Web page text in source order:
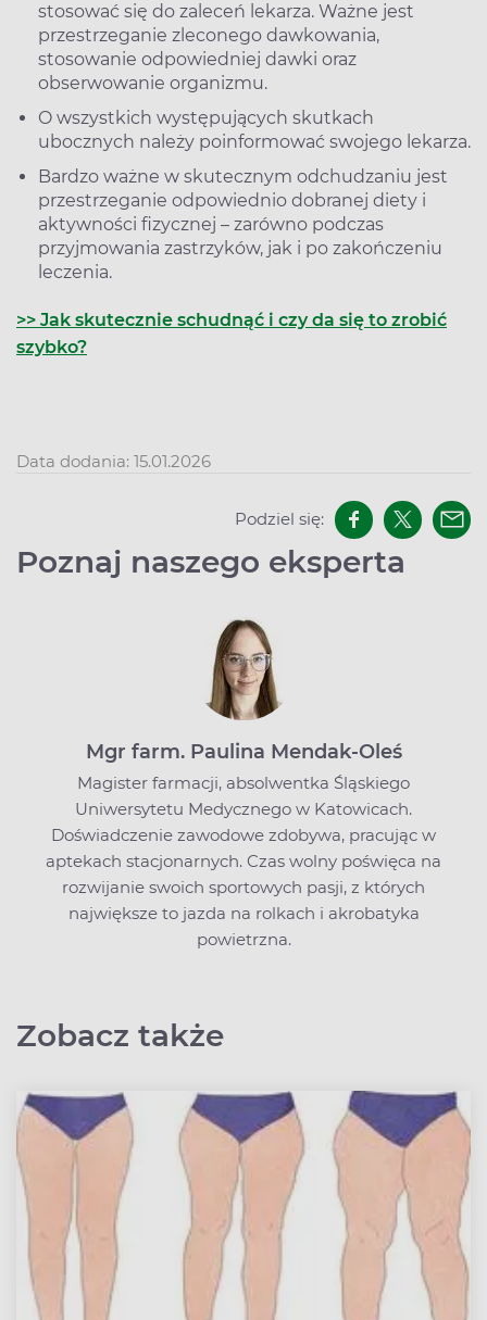
stosować się do zaleceń lekarza. Ważne jest
przestrzeganie zleconego dawkowania,
stosowanie odpowiedniej dawki oraz
obserwowanie organizmu.
O wszystkich występujących skutkach
ubocznych należy poinformować swojego lekarza.
Bardzo ważne w skutecznym odchudzaniu jest
przestrzeganie odpowiednio dobranej diety i
aktywności fizycznej – zarówno podczas
przyjmowania zastrzyków, jak i po zakończeniu
leczenia.
>> Jak skutecznie schudnąć i czy da się to zrobić
szybko?
Data dodania: 15.01.2026
Podziel się:
Poznaj naszego eksperta
Mgr farm. Paulina Mendak-Oleś
Magister farmacji, absolwentka Śląskiego
Uniwersytetu Medycznego w Katowicach.
Doświadczenie zawodowe zdobywa, pracując w
aptekach stacjonarnych. Czas wolny poświęca na
rozwijanie swoich sportowych pasji, z których
największe to jazda na rolkach i akrobatyka
powietrzna.
Zobacz także